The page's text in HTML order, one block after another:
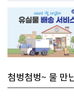
첨벙첨벙~ 물 만